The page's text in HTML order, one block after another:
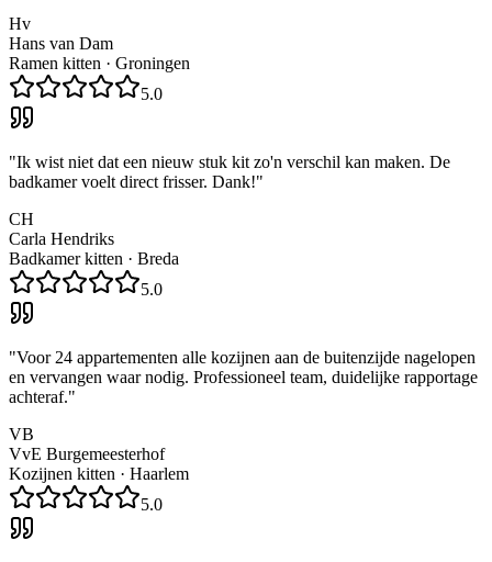
Hv
Hans van Dam
Ramen kitten · Groningen
5.0
"Ik wist niet dat een nieuw stuk kit zo'n verschil kan maken. De
badkamer voelt direct frisser. Dank!"
CH
Carla Hendriks
Badkamer kitten · Breda
5.0
"Voor 24 appartementen alle kozijnen aan de buitenzijde nagelopen
en vervangen waar nodig. Professioneel team, duidelijke rapportage
achteraf."
VB
VvE Burgemeesterhof
Kozijnen kitten · Haarlem
5.0